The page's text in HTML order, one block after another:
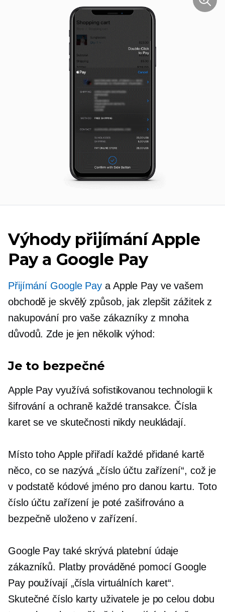
Výhody přijímání Apple
Pay a Google Pay
Přijímání Google Pay a Apple Pay ve vašem
obchodě je skvělý způsob, jak zlepšit zážitek z
nakupování pro vaše zákazníky z mnoha
důvodů. Zde je jen několik výhod:
Je to bezpečné
Apple Pay využívá sofistikovanou technologii k
šifrování a ochraně každé transakce. Čísla
karet se ve skutečnosti nikdy neukládají.
Místo toho Apple přiřadí každé přidané kartě
něco, co se nazývá „číslo účtu zařízení“, což je
v podstatě kódové jméno pro danou kartu. Toto
číslo účtu zařízení je poté zašifrováno a
bezpečně uloženo v zařízení.
Google Pay také skrývá platební údaje
zákazníků. Platby prováděné pomocí Google
Pay používají „čísla virtuálních karet“.
Skutečné číslo karty uživatele je po celou dobu